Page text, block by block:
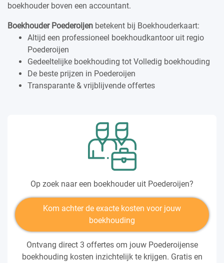
boekhouder boven een accountant.
Boekhouder Poederoijen betekent bij Boekhouderkaart:
Altijd een professioneel boekhoudkantoor uit regio
Poederoijen
Gedeeltelijke boekhouding tot Volledig boekhouding
De beste prijzen in Poederoijen
Transparante & vrijblijvende offertes
Op zoek naar een boekhouder uit Poederoijen?
Kom achter de exacte kosten voor jouw
boekhouding
Ontvang direct 3 offertes om jouw Poederoijense
boekhouding kosten inzichtelijk te krijgen. Gratis en